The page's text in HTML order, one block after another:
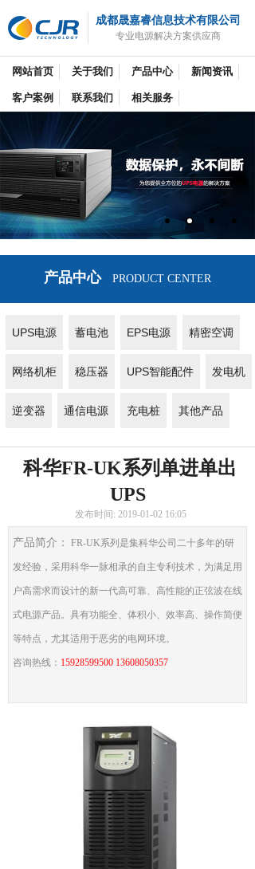
成都晟嘉睿信息技术有限公司
专业电源解决方案供应商
网站首页 关于我们 产品中心 新闻资讯
客户案例 联系我们 相关服务
产品中心PRODUCT CENTER
UPS电源 蓄电池 EPS电源 精密空调
网络机柜 稳压器 UPS智能配件 发电机
逆变器 通信电源 充电桩 其他产品
科华FR-UK系列单进单出
UPS
发布时间: 2019-01-02 16:05
产品简介： FR-UK系列是集科华公司二十多年的研
发经验，采用科华一脉相承的自主专利技术，为满足用
户高需求而设计的新一代高可靠、高性能的正弦波在线
式电源产品。具有功能全、体积小、效率高、操作简便
等特点，尤其适用于恶劣的电网环境。
咨询热线： 15928599500 13608050357